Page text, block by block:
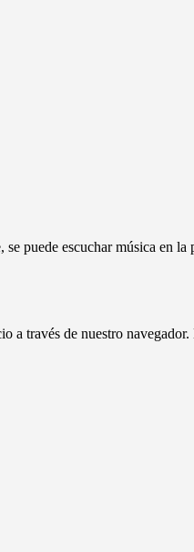
puede escuchar música en
través de nuestro navegador.